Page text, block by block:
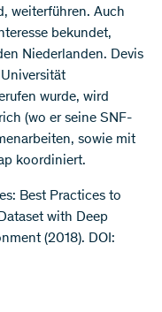
weiterführen. Auch
bekundet,
Niederlanden. Devis
wurde, wird
(wo er seine SNF-
sowie mit
koordiniert.
Best Practices to
with Deep
(2018). DOI: